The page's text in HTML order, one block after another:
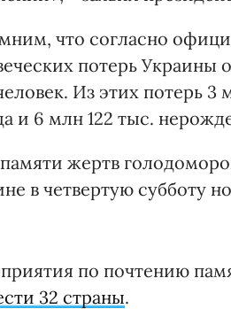
что согласно
потерь Украины
Из этих потерь
и 6 млн 122 тыс.
жертв
в четвертую субботу
по почтению
32 страны.